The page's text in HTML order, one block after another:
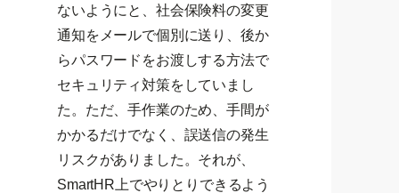
ないようにと、社会保険料の変更
通知をメールで個別に送り、後か
らパスワードをお渡しする方法で
セキュリティ対策をしていまし
た。ただ、手作業のため、手間が
かかるだけでなく、誤送信の発生
リスクがありました。それが、
SmartHR上でやりとりできるよう